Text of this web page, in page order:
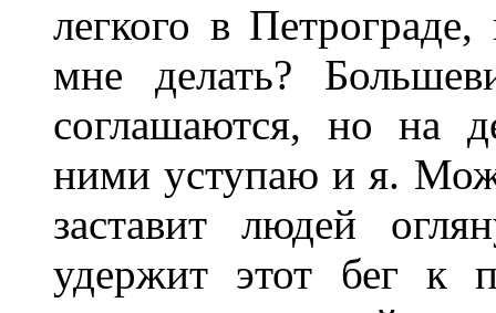
легкого в
мне делать?
соглашаются, но на
ними уступаю и я.
заставит людей
удержит этот бег к